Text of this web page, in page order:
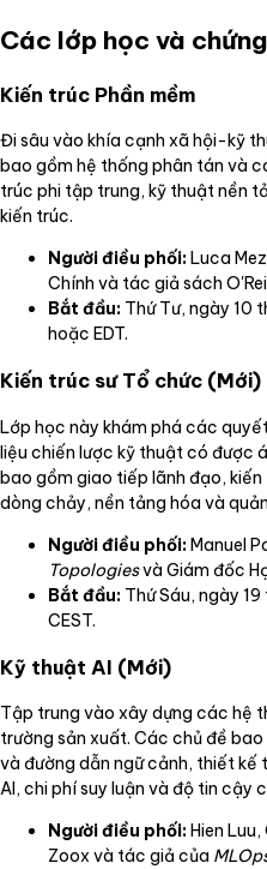
Các lớp học và
Kiến trúc Phần mềm
Đi sâu vào khía cạnh xã hội-kỹ
bao gồm hệ thống phân tán và
trúc phi tập trung, kỹ thuật nền
kiến trúc.
Người điều phối:Luca
Chính và tác giả sách
Bắt đầu: Thứ Tư, ngày 10
hoặc EDT.
Kiến trúc sư Tổ chức (Mới)
Lớp học này khám phá các
liệu chiến lược kỹ thuật có được
bao gồm giao tiếp lãnh đạo,
dòng chảy, nền tảng hóa và
Người điều phối:Manuel
Topologiesvà Giám đốc
Bắt đầu: Thứ Sáu, ngày
CEST.
Kỹ thuật AI (Mới)
Tập trung vào xây dựng các hệ
trường sản xuất. Các chủ đề
và đường dẫn ngữ cảnh, thiết kế
AI, chi phí suy luận và độ tin cậy
Người điều phối: Hien
Zoox và tác giả của